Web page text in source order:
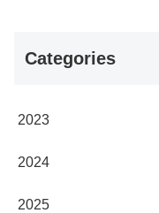
Categories
2023
2024
2025